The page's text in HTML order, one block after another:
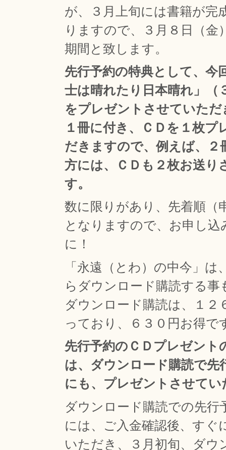
が、３月上旬には書籍が完
りますので、３月８日（金
期間と致します。
先行予約の特典として、今
士は晴れたり日本晴れ」（
をプレゼントさせていただ
１冊に付き、ＣＤを１枚
だきますので、例えば、２
方には、ＣＤも２枚お送り
す。
数に限りがあり、先着順（
となりますので、お申し
に！
「永遠（とわ）の中今」
らダウンロード購読する事
ダウンロード購読は、１２
っており、６３０円お得で
先行予約のＣＤプレゼント
は、ダウンロード購読で先
にも、プレゼントさせてい
ダウンロード購読での先行
には、ご入金確認後、すぐ
いただき、３月初旬、ダウ